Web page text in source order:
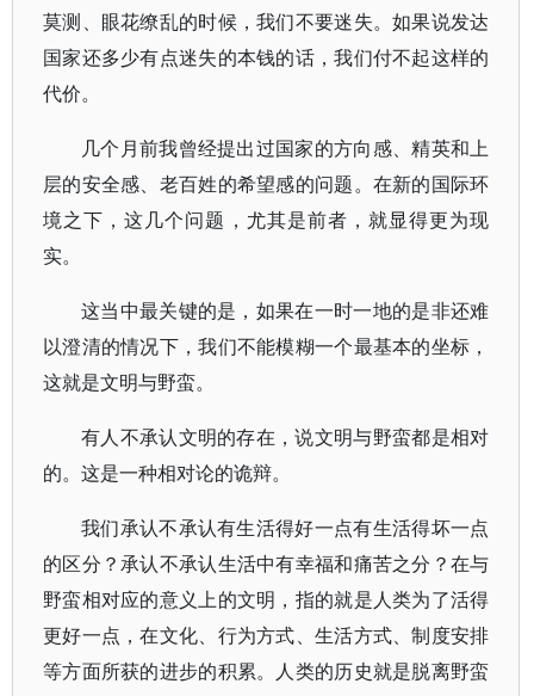
莫测、眼花缭乱的时候，我们不要迷失。如果说发达
国家还多少有点迷失的本钱的话，我们付不起这样的
代价。
几个月前我曾经提出过国家的方向感、精英和上
层的安全感、老百姓的希望感的问题。在新的国际环
境之下，这几个问题，尤其是前者，就显得更为现
实。
这当中最关键的是，如果在一时一地的是非还难
以澄清的情况下，我们不能模糊一个最基本的坐标，
这就是文明与野蛮。
有人不承认文明的存在，说文明与野蛮都是相对
的。这是一种相对论的诡辩。
我们承认不承认有生活得好一点有生活得坏一点
的区分？承认不承认生活中有幸福和痛苦之分？在与
野蛮相对应的意义上的文明，指的就是人类为了活得
更好一点，在文化、行为方式、生活方式、制度安排
等方面所获的进步的积累。人类的历史就是脱离野蛮